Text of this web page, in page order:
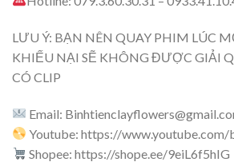
LƯU Ý: BẠN NÊN QUAY PHIM LÚC
KHIẾU NẠI SẼ KHÔNG ĐƯỢC GIẢI
CÓ CLIP
Email:
Youtube: https://
Shopee: https://shope.ee/9eiL6f5hIG